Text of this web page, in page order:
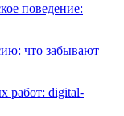
поведение:
что забывают
работ: digital-